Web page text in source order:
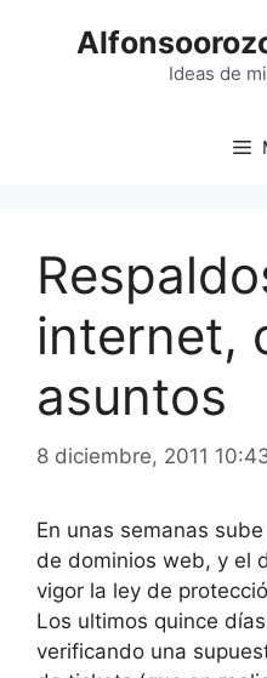
Ideas de
internet,
asuntos
8 diciembre, 2011
En unas semanas
de dominios web, y el
vigor la ley de
Los ultimos quince
verificando una